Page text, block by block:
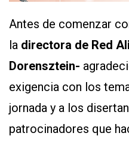
AYUDA
TÉRMINOS
Y
CONDICIONES
POLÍTICAS
DE
PRIVACIDAD
Antes de comenzar
la directora de Red
Dorensztein-
exigencia con los
jornada y a los
patrocinadores que